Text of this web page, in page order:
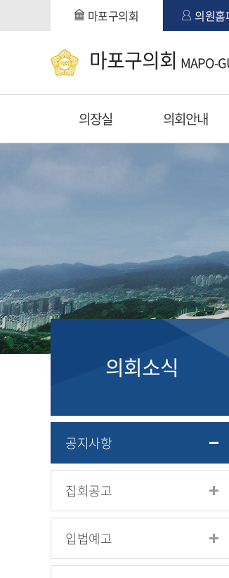
본문바로가기마포구의회 의원홈
마포구의회 MAPO-
의장실 의회안내
의회소식
공지사항
집회공고
입법예고